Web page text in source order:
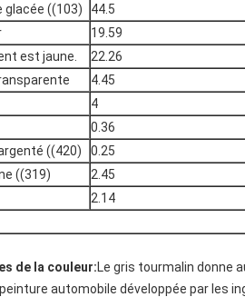
glacée ((103)
44.5
19.59
est jaune.
22.26
4.45
4
0.36
((420)
0.25
((319)
2.45
2.14
de la couleur:Le gris tourmalin donne
automobile développée par les